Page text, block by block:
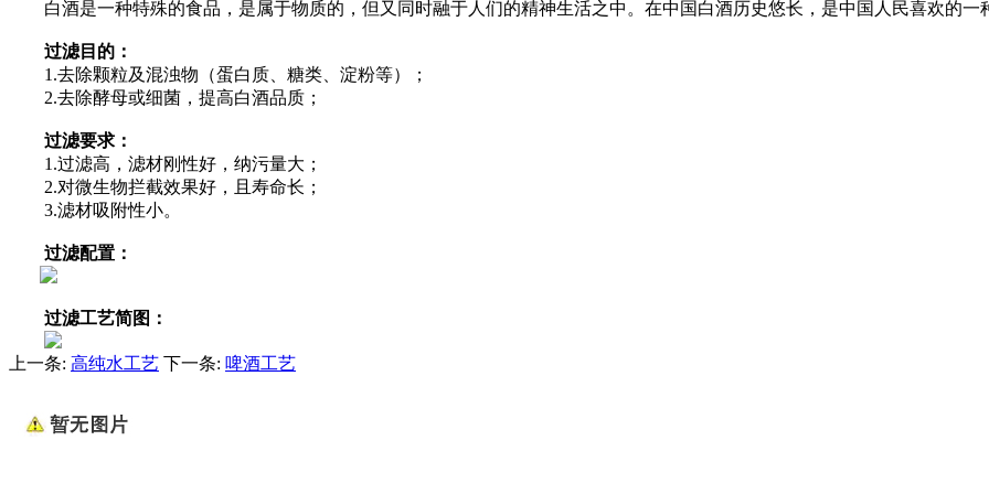
白酒是一种特殊的食品，是属于物质的，但又同时融于人们的精神生活之中。在中国白酒历史悠长，是中国人民喜欢的一
过滤目的：
1.去除颗粒及混浊物（蛋白质、糖类、淀粉等）；
2.去除酵母或细菌，提高白酒品质；
过滤要求：
1.过滤高，滤材刚性好，纳污量大；
2.对微生物拦截效果好，且寿命长；
3.滤材吸附性小。
过滤配置：
过滤工艺简图：
上一条: 高纯水工艺 下一条: 啤酒工艺